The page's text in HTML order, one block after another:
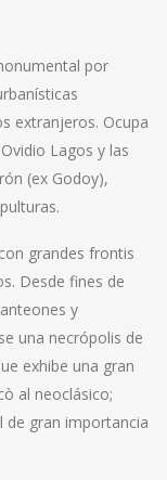
por
extranjeros. Ocupa
Lagos y las
(ex Godoy),
grandes frontis
Desde fines de
y
una necrópolis de
exhibe una gran
al neoclásico;
de gran importancia